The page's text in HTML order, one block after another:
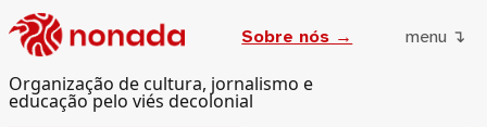
Organização de cultura, jornalismo e
educação pelo viés decolonial
Sobre nós → menu ↴